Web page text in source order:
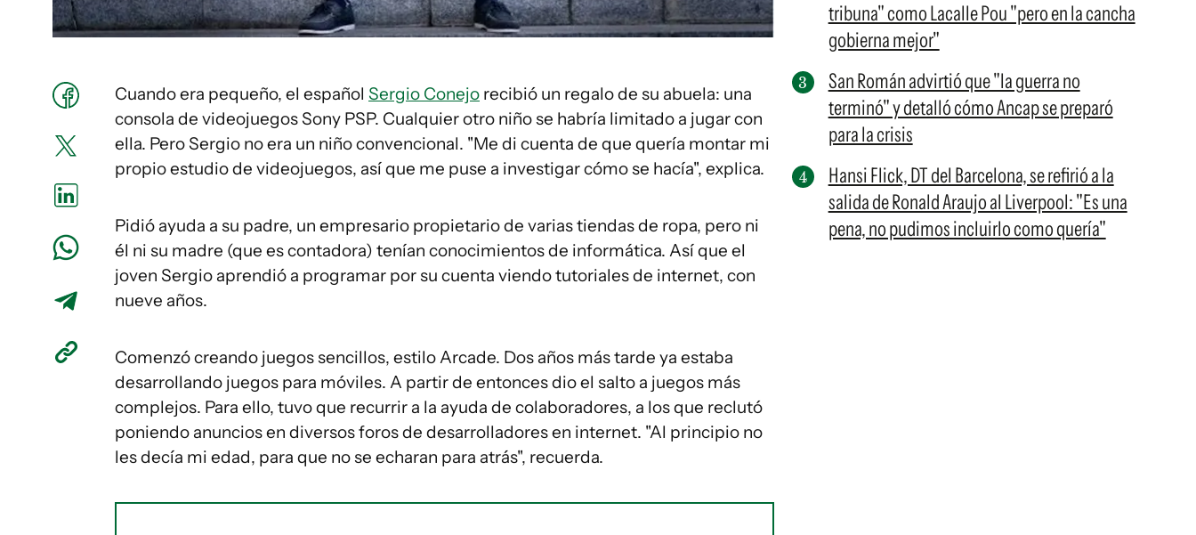
Cuando era pequeño, el español Sergio Conejo recibió un regalo de su abuela: una
consola de videojuegos Sony PSP. Cualquier otro niño se habría limitado a jugar con
ella. Pero Sergio no era un niño convencional. "Me di cuenta de que quería montar mi
propio estudio de videojuegos, así que me puse a investigar cómo se hacía", explica.
Pidió ayuda a su padre, un empresario propietario de varias tiendas de ropa, pero ni
él ni su madre (que es contadora) tenían conocimientos de informática. Así que el
joven Sergio aprendió a programar por su cuenta viendo tutoriales de internet, con
nueve años.
Comenzó creando juegos sencillos, estilo Arcade. Dos años más tarde ya estaba
desarrollando juegos para móviles. A partir de entonces dio el salto a juegos más
complejos. Para ello, tuvo que recurrir a la ayuda de colaboradores, a los que reclutó
poniendo anuncios en diversos foros de desarrolladores en internet. "Al principio no
les decía mi edad, para que no se echaran para atrás", recuerda.
tribuna" como Lacalle Pou "pero en la cancha
gobierna mejor"
San Román advirtió que "la guerra no
terminó" y detalló cómo Ancap se preparó
para la crisis
Hansi Flick, DT del Barcelona, se refirió a la
salida de Ronald Araujo al Liverpool: "Es una
pena, no pudimos incluirlo como quería"